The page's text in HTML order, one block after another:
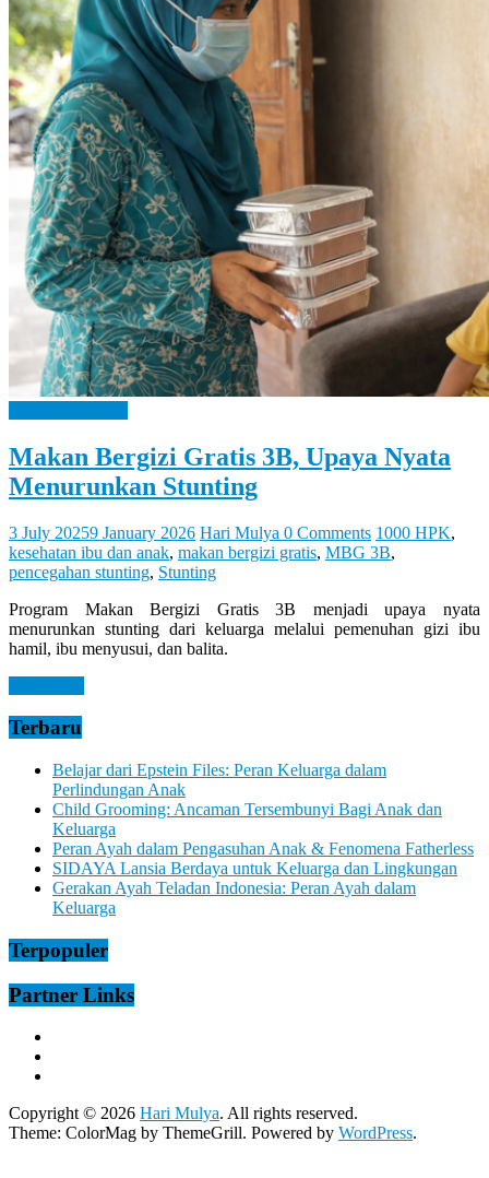
You
Feel
It
Makan Bergizi Gratis 3B, Upaya Nyata
Menurunkan Stunting
3 July 20259 January 2026 Hari Mulya 0 Comments 1000 HPK,
kesehatan ibu dan anak, makan bergizi gratis, MBG 3B,
pencegahan stunting, Stunting
Program Makan Bergizi Gratis 3B menjadi upaya nyata
menurunkan stunting dari keluarga melalui pemenuhan gizi ibu
hamil, ibu menyusui, dan balita.
Terbaru
Belajar dari Epstein Files: Peran Keluarga dalam
Perlindungan Anak
Child Grooming: Ancaman Tersembunyi Bagi Anak dan
Keluarga
Peran Ayah dalam Pengasuhan Anak & Fenomena Fatherless
SIDAYA Lansia Berdaya untuk Keluarga dan Lingkungan
Gerakan Ayah Teladan Indonesia: Peran Ayah dalam
Keluarga
Terpopuler
Partner Links
Copyright © 2026 Hari Mulya. All rights reserved.
Theme: ColorMag by ThemeGrill. Powered by WordPress.